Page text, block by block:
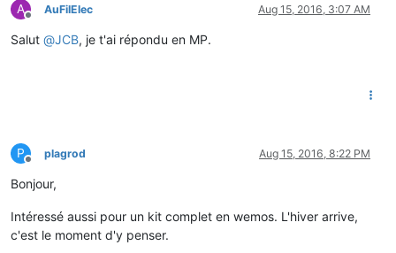
A
Offline
AuFilElec Aug 15, 2016, 3:07 AM
Salut @JCB, je t'ai répondu en MP.
P
Offline
plagrod Aug 15, 2016, 8:22 PM
Bonjour,
Intéressé aussi pour un kit complet en wemos. L'hiver arrive,
c'est le moment d'y penser.